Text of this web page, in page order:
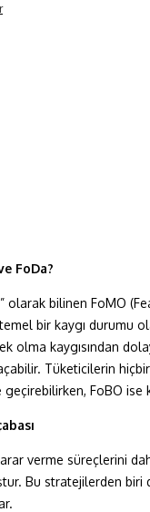
FoDa?
olarak bilinen FoMO
bir kaygı durumu
olma kaygısından
Tüketicilerin
FoBO ise
verme süreçlerini
Bu stratejilerden